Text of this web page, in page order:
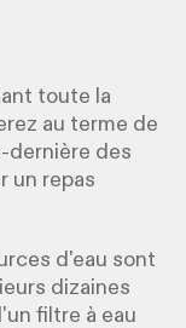
toute la
au terme de
dernière des
un repas
d'eau sont
dizaines
filtre à eau